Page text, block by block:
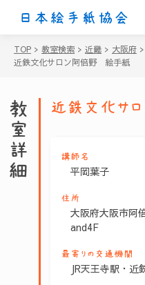
日本絵手紙協会
TOP > 教室検索 > 近畿 > 大阪府 >
近鉄文化サロン阿倍野 絵手紙
教室詳細 近鉄文化サ
講師名
平岡葉子
住所
大阪府大阪市阿
and4F
最寄りの交通機関
JR天王寺駅・近